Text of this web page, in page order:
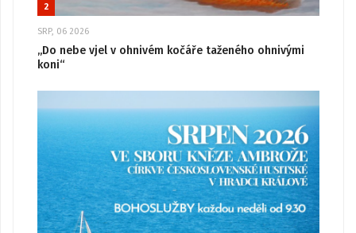
2
SRP, 06 2026
„Do nebe vjel v ohnivém kočáře taženého ohnivými
koni“